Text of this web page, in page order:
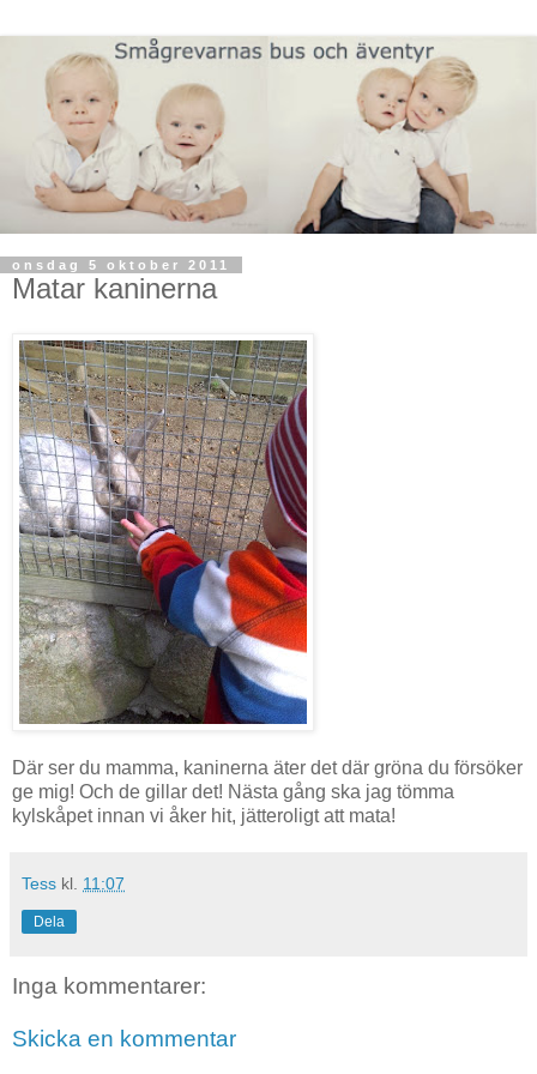
onsdag 5 oktober 2011
Matar kaninerna
Där ser du mamma, kaninerna äter det där gröna du försöker
ge mig! Och de gillar det! Nästa gång ska jag tömma
kylskåpet innan vi åker hit, jätteroligt att mata!
Tess kl. 11:07
Dela
Inga kommentarer:
Skicka en kommentar